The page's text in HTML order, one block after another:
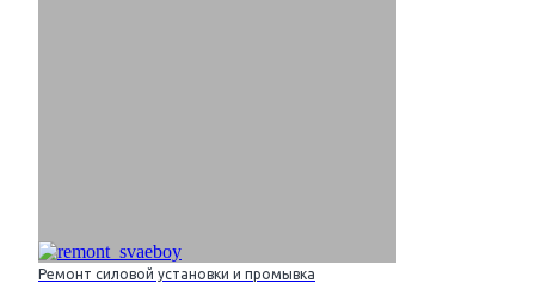
Ремонт силовой установки и промывка